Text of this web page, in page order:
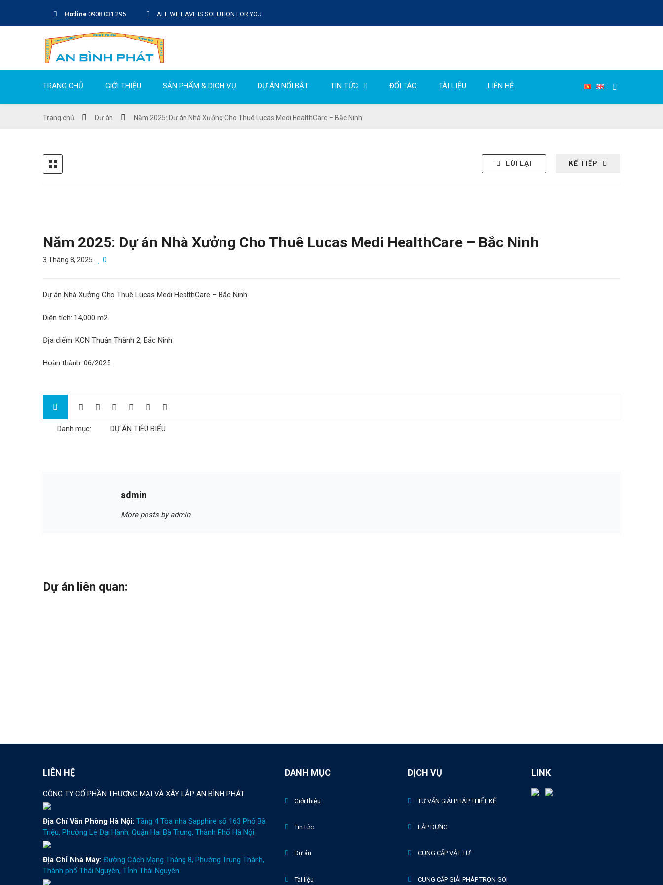
Hotline 0908 031 295 ALL WE HAVE IS SOLUTION FOR YOU
TRANG CHỦ GIỚI THIỆU SẢN PHẨM & DỊCH VỤ DỰ ÁN NỔI BẬT TIN TỨC ĐỐI TÁC TÀI LIỆU LIÊN HỆ
Trang chủ Dự án Năm 2025: Dự án Nhà Xưởng Cho Thuê Lucas Medi HealthCare – Bắc Ninh
KẾ TIẾP
LÙI LẠI
Năm 2025: Dự án Nhà Xưởng Cho Thuê Lucas Medi HealthCare – Bắc Ninh
3 Tháng 8, 2025 0
Dự án Nhà Xưởng Cho Thuê Lucas Medi HealthCare – Bắc Ninh.
Diện tích: 14,000 m2.
Địa điểm: KCN Thuận Thành 2, Bắc Ninh.
Hoàn thành: 06/2025.
Danh mục: DỰ ÁN TIÊU BIỂU
admin
More posts by admin
Dự án liên quan:
LIÊN HỆ
CÔNG TY CỔ PHẦN THƯƠNG MẠI VÀ XÂY LẮP AN BÌNH PHÁT
Địa Chỉ Văn Phòng Hà Nội: Tầng 4 Tòa nhà Sapphire số 163 Phố Bà
Triệu, Phường Lê Đại Hành, Quận Hai Bà Trưng, Thành Phố Hà Nội
Địa Chỉ Nhà Máy: Đường Cách Mạng Tháng 8, Phường Trung Thành,
Thành phố Thái Nguyên, Tỉnh Thái Nguyên
DANH MỤC
Giới thiệu
Tin tức
Dự án
Tài liệu
DỊCH VỤ
TƯ VẤN GIẢI PHÁP THIẾT KẾ
LẮP DỰNG
CUNG CẤP VẬT TƯ
CUNG CẤP GIẢI PHÁP TRỌN GÓI
LINK